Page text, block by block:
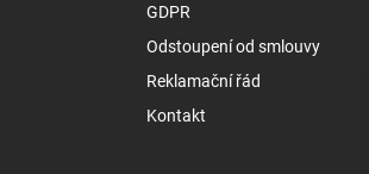
GDPR
Odstoupení od smlouvy
Reklamační řád
Kontakt